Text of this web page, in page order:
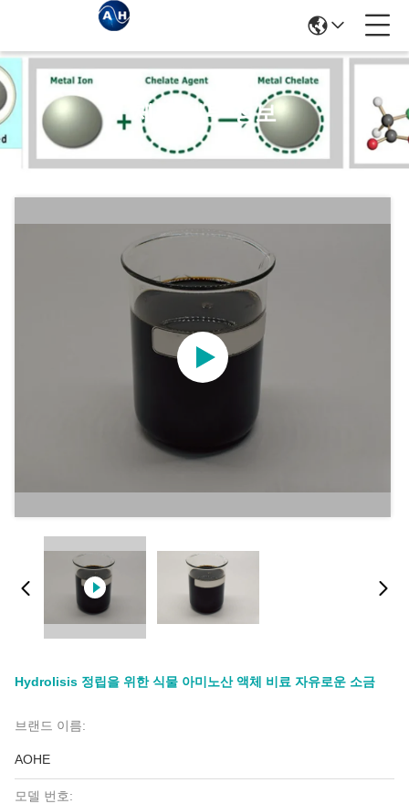
제품 세부 정보
Hydrolisis 정립을 위한 식물 아미노산 액체 비료 자유로운 소금
브랜드 이름:
AOHE
모델 번호: